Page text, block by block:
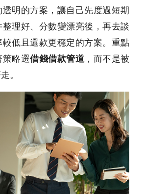
明的方案，讓自己先度過短期
理好、分數變漂亮後，再去談
低且還款更穩定的方案。重點
略選借錢借款管道 ，而不是被
。